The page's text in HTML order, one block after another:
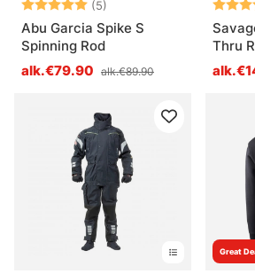
Arvio: (5)
5.0 5:sta tähdestä
Abu Garcia Spike S
Spinning Rod
alk.€79.90 alk.€89.90
Arvio:
Thru
80g
Great